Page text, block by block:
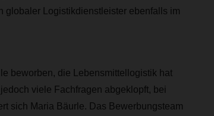
globaler Logistikdienstleister ebenfalls im
beworben, die Lebensmittellogistik hat
viele Fachfragen abgeklopft, bei
sich Maria Bäurle. Das Bewerbungsteam